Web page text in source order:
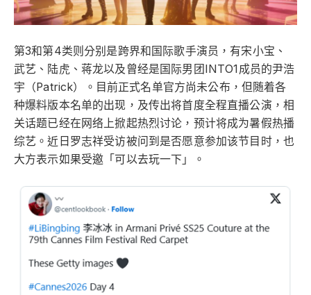
第3和第4类则分别是跨界和国际歌手演员，有宋小宝、
武艺、陆虎、蒋龙以及曾经是国际男团INTO1成员的尹浩
宇（Patrick）。目前正式名单官方尚未公布，但随着各
种爆料版本名单的出现，及传出将首度全程直播公演，相
关话题已经在网络上掀起热烈讨论，预计将成为暑假热播
综艺。近日罗志祥受访被问到是否愿意参加该节目时，也
大方表示如果受邀「可以去玩一下」。